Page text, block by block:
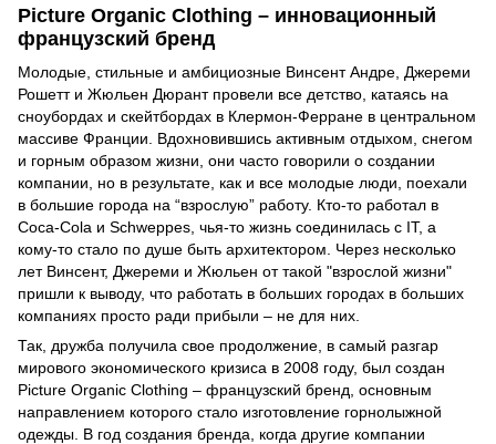
Picture Organic Clothing – инновационный
французский бренд
Молодые, стильные и амбициозные Винсент Андре, Джереми
Рошетт и Жюльен Дюрант провели все детство, катаясь на
сноубордах и скейтбордах в Клермон-Ферране в центральном
массиве Франции. Вдохновившись активным отдыхом, снегом
и горным образом жизни, они часто говорили о создании
компании, но в результате, как и все молодые люди, поехали
в большие города на “взрослую” работу. Кто-то работал в
Coca-Cola и Schweppes, чья-то жизнь соединилась с IT, а
кому-то стало по душе быть архитектором. Через несколько
лет Винсент, Джереми и Жюльен от такой "взрослой жизни"
пришли к выводу, что работать в больших городах в больших
компаниях просто ради прибыли – не для них.
Так, дружба получила свое продолжение, в самый разгар
мирового экономического кризиса в 2008 году, был создан
Picture Organic Clothing – французский бренд, основным
направлением которого стало изготовление горнолыжной
одежды. В год создания бренда, когда другие компании